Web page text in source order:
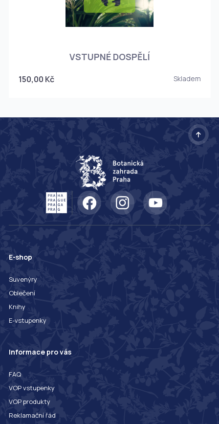
VSTUPNÉ DOSPĚLÍ
150,00 Kč Skladem
E-shop
Suvenýry
Oblečení
Knihy
E-vstupenky
Informace pro vás
FAQ
VOP vstupenky
VOP produkty
Reklamační řád